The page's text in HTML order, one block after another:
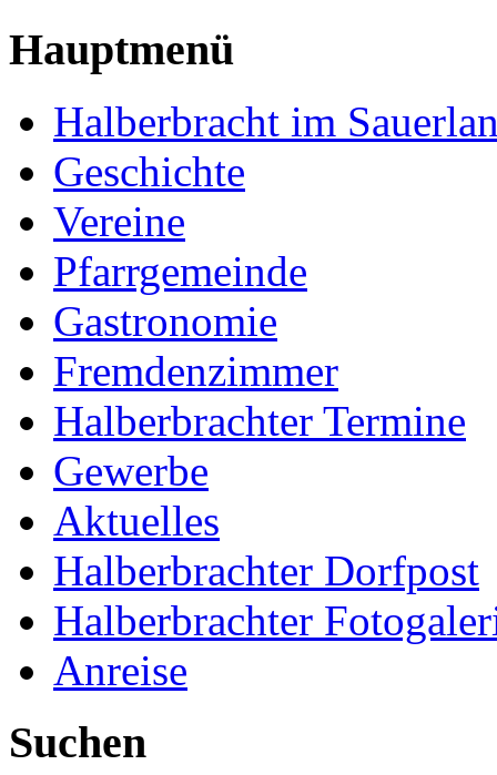
Hauptmenü
Halberbracht im
Geschichte
Vereine
Pfarrgemeinde
Gastronomie
Fremdenzimmer
Halberbrachter Termine
Gewerbe
Aktuelles
Halberbrachter Dorfpost
Halberbrachter
Anreise
Suchen